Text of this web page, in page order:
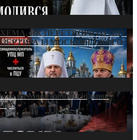
ЯК ПЕРЕТВОРИТИ ПЦУ
ІЗ МОСКОВСЬКОГО
як Молитовний сніданок